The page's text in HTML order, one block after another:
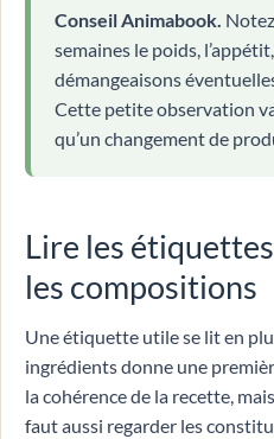
Conseil Animabook.
semaines le poids,
démangeaisons
Cette petite observation
qu’un changement de
Lire les
les compositions
Une étiquette utile se lit en
ingrédients donne une
la cohérence de la recette,
faut aussi regarder les